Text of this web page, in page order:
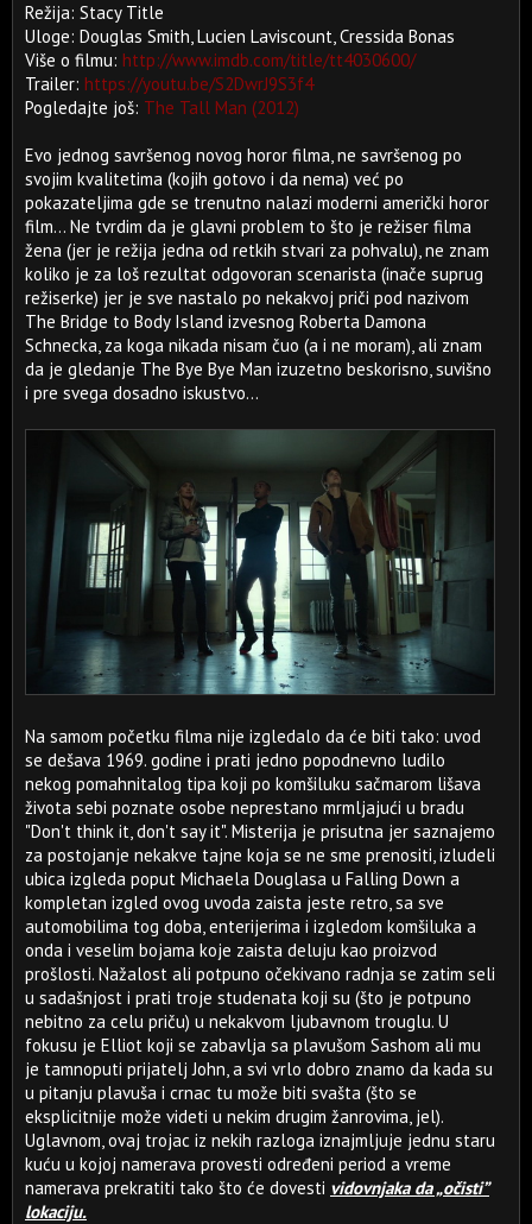
Režija: Stacy Title
Uloge: Douglas Smith, Lucien Laviscount, Cressida Bonas
Više o filmu: http://www.imdb.com/title/tt4030600/
Trailer: https://youtu.be/S2DwrJ9S3f4
Pogledajte još: The Tall Man (2012)
Evo jednog savršenog novog horor filma, ne savršenog po
svojim kvalitetima (kojih gotovo i da nema) već po
pokazateljima gde se trenutno nalazi moderni američki horor
film... Ne tvrdim da je glavni problem to što je režiser filma
žena (jer je režija jedna od retkih stvari za pohvalu), ne znam
koliko je za loš rezultat odgovoran scenarista (inače suprug
režiserke) jer je sve nastalo po nekakvoj priči pod nazivom
The Bridge to Body Island izvesnog Roberta Damona
Schnecka, za koga nikada nisam čuo (a i ne moram), ali znam
da je gledanje The Bye Bye Man izuzetno beskorisno, suvišno
i pre svega dosadno iskustvo...
Na samom početku filma nije izgledalo da će biti tako: uvod
se dešava 1969. godine i prati jedno popodnevno ludilo
nekog pomahnitalog tipa koji po komšiluku sačmarom lišava
života sebi poznate osobe neprestano mrmljajući u bradu
"Don't think it, don't say it". Misterija je prisutna jer saznajemo
za postojanje nekakve tajne koja se ne sme prenositi, izludeli
ubica izgleda poput Michaela Douglasa u Falling Down a
kompletan izgled ovog uvoda zaista jeste retro, sa sve
automobilima tog doba, enterijerima i izgledom komšiluka a
onda i veselim bojama koje zaista deluju kao proizvod
prošlosti. Nažalost ali potpuno očekivano radnja se zatim seli
u sadašnjost i prati troje studenata koji su (što je potpuno
nebitno za celu priču) u nekakvom ljubavnom trouglu. U
fokusu je Elliot koji se zabavlja sa plavušom Sashom ali mu
je tamnoputi prijatelj John, a svi vrlo dobro znamo da kada su
u pitanju plavuša i crnac tu može biti svašta (što se
eksplicitnije može videti u nekim drugim žanrovima, jel).
Uglavnom, ovaj trojac iz nekih razloga iznajmljuje jednu staru
kuću u kojoj namerava provesti određeni period a vreme
namerava prekratiti tako što će dovesti vidovnjaka da „očisti”
lokaciju.